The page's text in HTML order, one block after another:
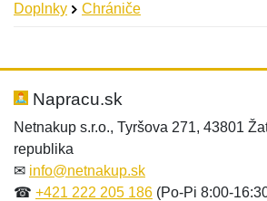
Doplnky Chrániče
Hodnotenie:
Meno:*
Meno:
E-mail:*
Napracu.sk
Netnakup s.r.o., Tyršova 271, 43801
republika
✉ info@netnakup.sk
☎ +421 222 205 186 (Po-Pi 8:00-